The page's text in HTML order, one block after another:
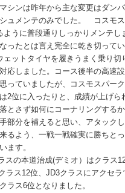
シンは昨年から主な変更はダン
ュメンテのみでした。 コスモ
ように普段通りしっかりメンテし
ったとは言え完全に乾き切って
ェットタイヤを履きうまく乗り切
応しました。コース後半の高速
っていましたが、コスモスパー
2位に入ったりと、成績が上げ
とさず如何にコーナリングする
部分を補えると思い、アタック
るよう、一戦一戦確実に勝ちと
ます。
スの本道治成(デミオ）はクラス
ラス12位、JD3クラスにアクセ
ラス6位となりました。